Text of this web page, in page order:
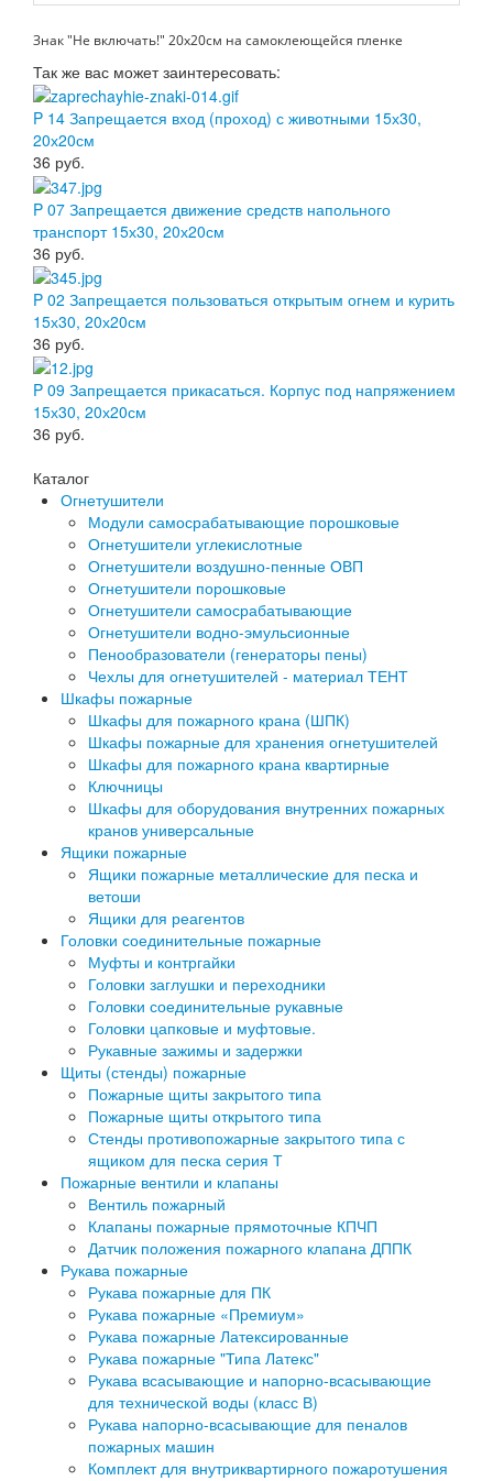
Знак "Не включать!" 20х20см на самоклеющейся пленке
Так же вас может заинтересовать:
P 14 Запрещается вход (проход) с животными 15х30,
20х20см
36 руб.
P 07 Запрещается движение средств напольного
транспорт 15х30, 20х20см
36 руб.
P 02 Запрещается пользоваться открытым огнем и курить
15х30, 20х20см
36 руб.
P 09 Запрещается прикасаться. Корпус под напряжением
15х30, 20х20см
36 руб.
Каталог
Огнетушители
Модули самосрабатывающие порошковые
Огнетушители углекислотные
Огнетушители воздушно-пенные ОВП
Огнетушители порошковые
Огнетушители самосрабатывающие
Огнетушители водно-эмульсионные
Пенообразователи (генераторы пены)
Чехлы для огнетушителей - материал ТЕНТ
Шкафы пожарные
Шкафы для пожарного крана (ШПК)
Шкафы пожарные для хранения огнетушителей
Шкафы для пожарного крана квартирные
Ключницы
Шкафы для оборудования внутренних пожарных
кранов универсальные
Ящики пожарные
Ящики пожарные металлические для песка и
ветоши
Ящики для реагентов
Головки соединительные пожарные
Муфты и контргайки
Головки заглушки и переходники
Головки соединительные рукавные
Головки цапковые и муфтовые.
Рукавные зажимы и задержки
Щиты (стенды) пожарные
Пожарные щиты закрытого типа
Пожарные щиты открытого типа
Стенды противопожарные закрытого типа с
ящиком для песка серия Т
Пожарные вентили и клапаны
Вентиль пожарный
Клапаны пожарные прямоточные КПЧП
Датчик положения пожарного клапана ДППК
Рукава пожарные
Рукава пожарные для ПК
Рукава пожарные «Премиум»
Рукава пожарные Латексированные
Рукава пожарные "Типа Латекс"
Рукава всасывающие и напорно-всасывающие
для технической воды (класс В)
Рукава напорно-всасывающие для пеналов
пожарных машин
Комплект для внутриквартирного пожаротушения